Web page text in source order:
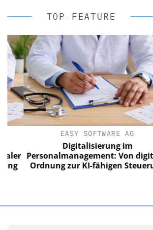
TOP-FEATURE
EASY SOFTWARE AG
Digitalisierung im
Personalmanagement: Von digitaler
Ordnung zur KI-fähigen Steuerung